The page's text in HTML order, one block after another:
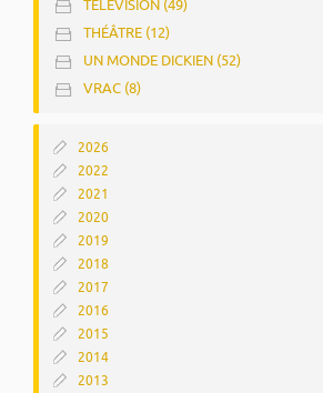
TÉLÉVISION (49)
THÉÂTRE (12)
UN MONDE DICKIEN (52)
VRAC (8)
2026
2022
2021
2020
2019
2018
2017
2016
2015
2014
2013